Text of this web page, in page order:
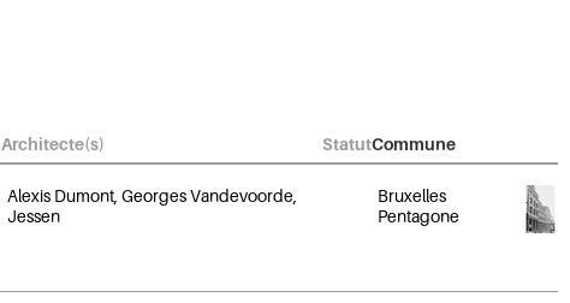
Architecte(s) StatutCommune
Alexis Dumont, Georges Vandevoorde,
Jessen
Bruxelles
Pentagone